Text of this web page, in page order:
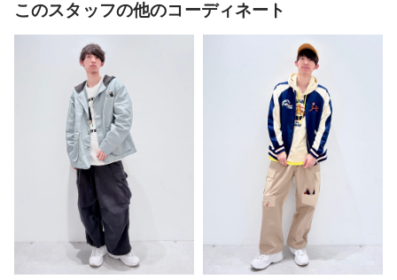
このスタッフの他のコーディネート